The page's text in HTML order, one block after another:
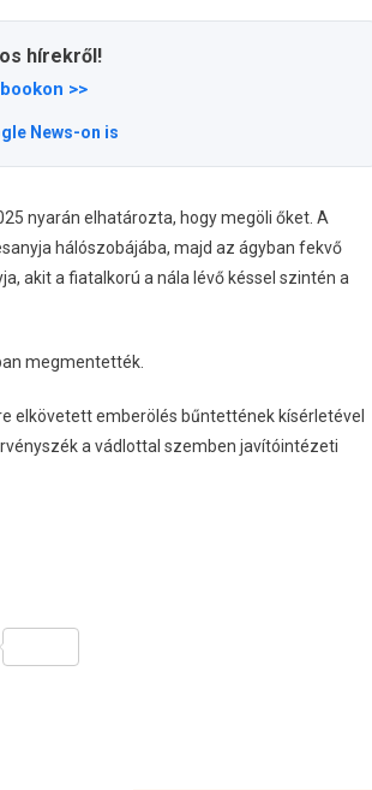
hírekről!
>>
News-on is
nyarán elhatározta, hogy megöli őket. A
hálószobájába, majd az ágyban fekvő
akit a fiatalkorú a nála lévő késsel szintén a
megmentették.
elkövetett emberölés bűntettének kísérletével
a vádlottal szemben javítóintézeti